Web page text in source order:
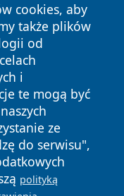
cookies, aby
także plików
od
i
te mogą być
ze
do serwisu",
polityką
prawa
Polityka
Cookies